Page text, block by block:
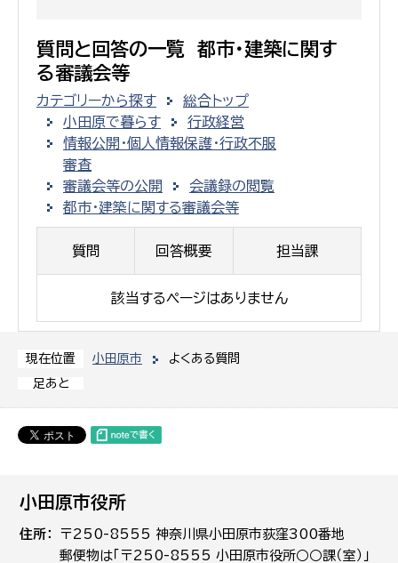
現在位置 小田原市
よくある質問
足あと
質問と回答の一覧 都市・建築に関す
る審議会等
カテゴリーから探す
総合トップ
小田原で暮らす
行政経営
情報公開・個人情報保護・行政不服
審査
審議会等の公開
会議録の閲覧
都市・建築に関する審議会等
質問 回答概要 担当課
該当するページはありません
小田原市役所
住所
〒250-8555 神奈川県小田原市荻窪300番地
郵便物は「〒250-8555 小田原市役所○○課（室）」